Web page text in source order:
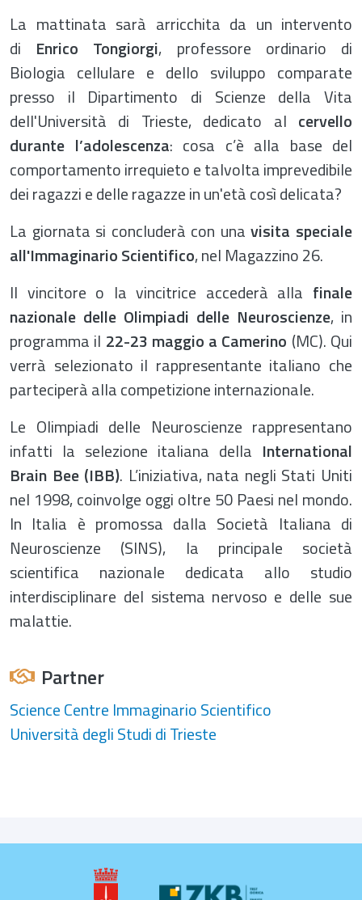
La mattinata sarà arricchita da un intervento
di Enrico Tongiorgi, professore ordinario di
Biologia cellulare e dello sviluppo comparate
presso il Dipartimento di Scienze della Vita
dell'Università di Trieste, dedicato al cervello
durante l’adolescenza: cosa c’è alla base del
comportamento irrequieto e talvolta imprevedibile
dei ragazzi e delle ragazze in un'età così delicata?
La giornata si concluderà con unavisita speciale
all'Immaginario Scientifico, nel Magazzino 26.
Il vincitore o la vincitrice accederà alla finale
nazionale delle Olimpiadi delle Neuroscienze, in
programma il 22-23 maggio a Camerino (MC). Qui
verrà selezionato il rappresentante italiano che
parteciperà alla competizione internazionale.
Le Olimpiadi delle Neuroscienze rappresentano
infatti la selezione italiana della International
Brain Bee (IBB). L’iniziativa, nata negli Stati Uniti
nel 1998, coinvolge oggi oltre 50 Paesi nel mondo.
In Italia è promossa dalla Società Italiana di
Neuroscienze (SINS), la principale società
scientifica nazionale dedicata allo studio
interdisciplinare del sistema nervoso e delle sue
malattie.
Partner
Science Centre Immaginario Scientifico
Università degli Studi di Trieste